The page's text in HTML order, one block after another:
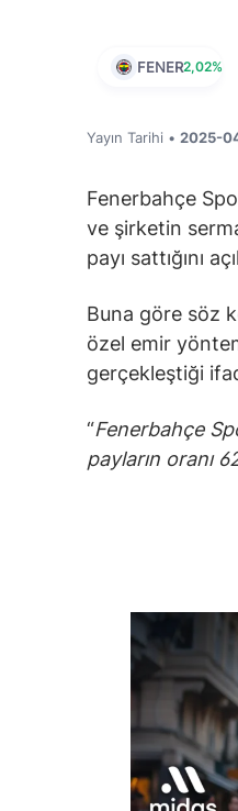
FENER2,02%
Yayın Tarihi • 2025-
Fenerbahçe
ve şirketin
payı sattığını
Buna göre söz
özel emir
gerçekleştiği
“Fenerbahçe
payların oranı